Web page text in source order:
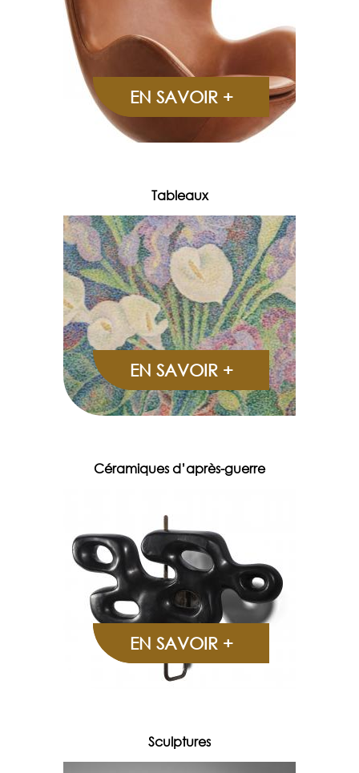
EN SAVOIR +
Tableaux
EN SAVOIR +
Céramiques d’après-guerre
EN SAVOIR +
Sculptures